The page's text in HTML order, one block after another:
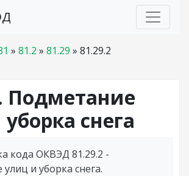
» 81.2 » 81.29 » 81.29.2
Подметание
снега
кода ОКВЭД 81.29.2 -
и уборка снега.